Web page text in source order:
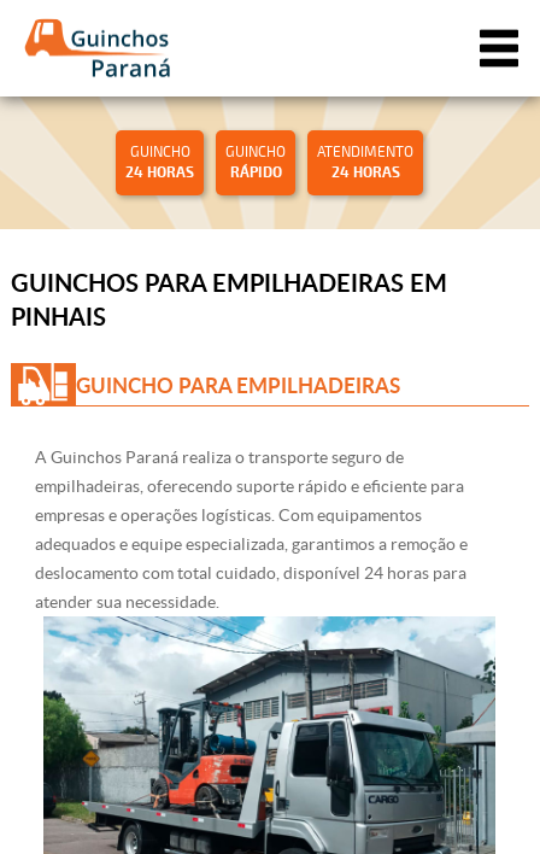
GUINCHO
24 HORAS
GUINCHO
RÁPIDO
ATENDIMENTO
24 HORAS
GUINCHOS PARA EMPILHADEIRAS EM
PINHAIS
GUINCHO PARA EMPILHADEIRAS
A Guinchos Paraná realiza o transporte seguro de
empilhadeiras, oferecendo suporte rápido e eficiente para
empresas e operações logísticas. Com equipamentos
adequados e equipe especializada, garantimos a remoção e
deslocamento com total cuidado, disponível 24 horas para
atender sua necessidade.